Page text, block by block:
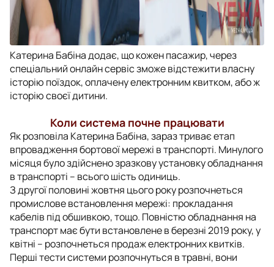
Катерина Бабіна додає, що кожен пасажир, через
спеціальний онлайн сервіс зможе відстежити власну
історію поїздок, оплачену електронним квитком, або ж
історію своєї дитини.
Коли система почне працювати
Як розповіла Катерина Бабіна, зараз триває етап
впровадження бортової мережі в транспорті. Минулого
місяця було здійснено зразкову установку обладнання
в транспорті – всього шість одиниць.
З другої половині жовтня цього року розпочнеться
промислове встановлення мережі: прокладання
кабелів під обшивкою, тощо. Повністю обладнання на
транспорт має бути встановлене в березні 2019 року, у
квітні – розпочнеться продаж електронних квитків.
Перші тести системи розпочнуться в травні, вони